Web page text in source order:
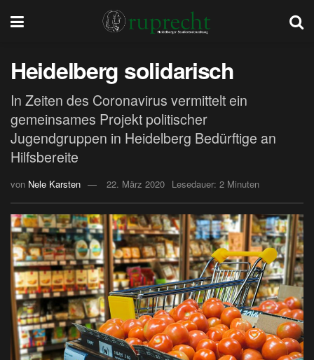
Heidelberg solidarisch
In Zeiten des Coronavirus vermittelt ein
gemeinsames Projekt politischer
Jugendgruppen in Heidelberg Bedürftige an
Hilfsbereite
von Nele Karsten 22. März 2020 Lesedauer: 2 Minuten